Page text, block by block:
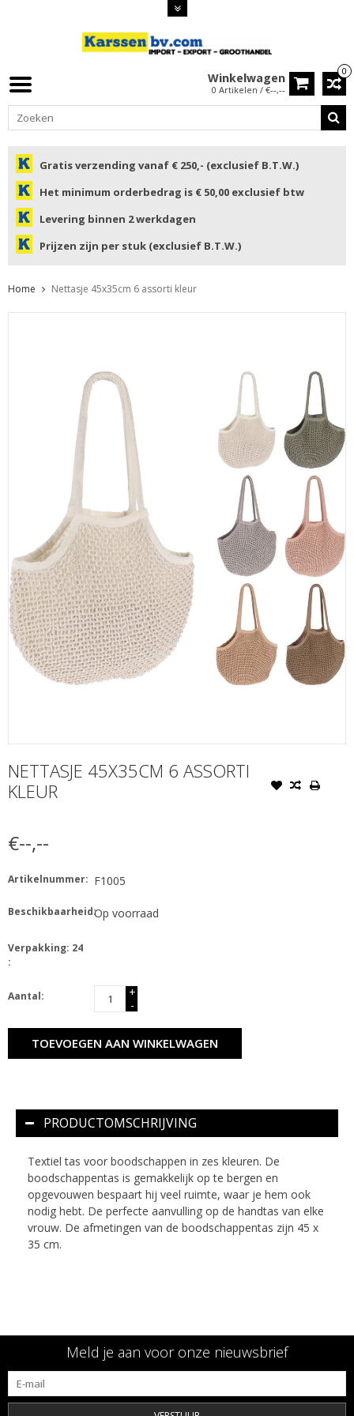
0
Winkelwagen
0 Artikelen / €--,--
Gratis verzending vanaf € 250,- (exclusief B.T.W.)
Het minimum orderbedrag is € 50,00 exclusief btw
Levering binnen 2 werkdagen
Prijzen zijn per stuk (exclusief B.T.W.)
Home Nettasje 45x35cm 6 assorti kleur
NETTASJE 45X35CM 6 ASSORTI
KLEUR
€--,--
Artikelnummer: F1005
Beschikbaarheid:Op voorraad
Verpakking: 24
:
Aantal:
+
-
TOEVOEGEN AAN WINKELWAGEN
PRODUCTOMSCHRIJVING
Textiel tas voor boodschappen in zes kleuren. De
boodschappentas is gemakkelijk op te bergen en
opgevouwen bespaart hij veel ruimte, waar je hem ook
nodig hebt. De perfecte aanvulling op de handtas van elke
vrouw. De afmetingen van de boodschappentas zijn 45 x
35 cm.
Meld je aan voor onze nieuwsbrief